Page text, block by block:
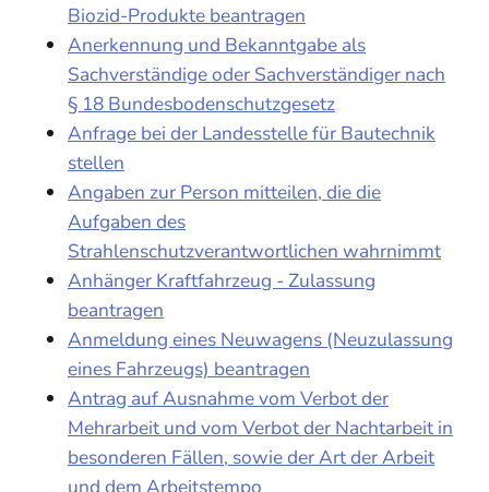
Biozid-Produkte beantragen
Anerkennung und Bekanntgabe als
Sachverständige oder Sachverständiger nach
§ 18 Bundesbodenschutzgesetz
Anfrage bei der Landesstelle für Bautechnik
stellen
Angaben zur Person mitteilen, die die
Aufgaben des
Strahlenschutzverantwortlichen wahrnimmt
Anhänger Kraftfahrzeug - Zulassung
beantragen
Anmeldung eines Neuwagens (Neuzulassung
eines Fahrzeugs) beantragen
Antrag auf Ausnahme vom Verbot der
Mehrarbeit und vom Verbot der Nachtarbeit in
besonderen Fällen, sowie der Art der Arbeit